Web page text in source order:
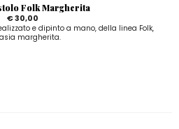
Folk Margherita
€ 30,00
e dipinto a mano, della linea Folk,
margherita.